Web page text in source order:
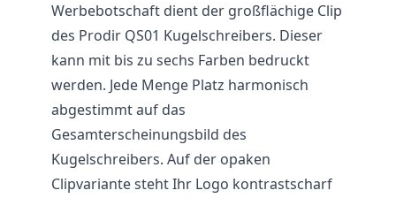
Werbebotschaft dient der großflächige Clip
des Prodir QS01 Kugelschreibers. Dieser
kann mit bis zu sechs Farben bedruckt
werden. Jede Menge Platz harmonisch
abgestimmt auf das
Gesamterscheinungsbild des
Kugelschreibers. Auf der opaken
Clipvariante steht Ihr Logo kontrastscharf